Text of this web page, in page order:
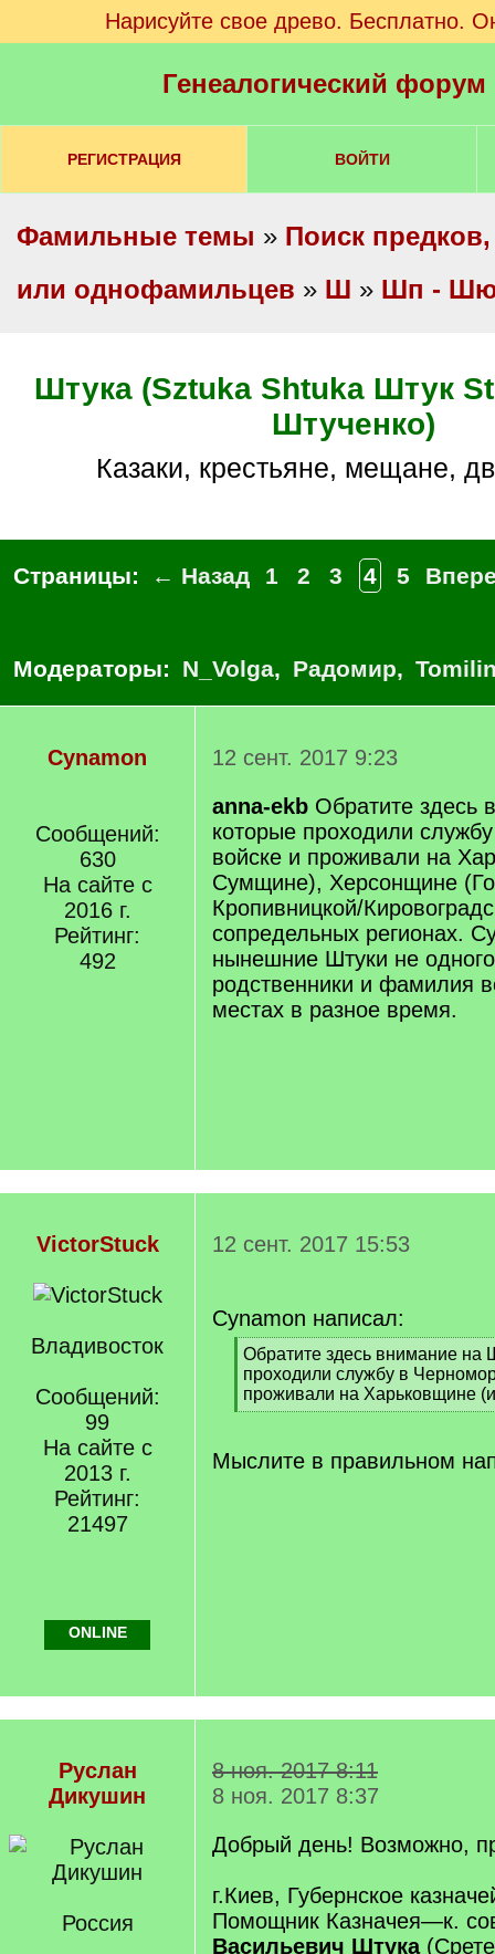
Нарисуйте свое древо. Бесплатно.
Генеалогический
РЕГИСТРАЦИЯ ВОЙТИ
Фамильные темы » Поиск
или однофамильцев » Ш » Шп -
Штука (Sztuka Shtuka Штук
Штученко)
Казаки, крестьяне, мещане,
Страницы: ← Назад 1 2 3 4 5
Модераторы: N_Volga, Радомир,
Cynamon
Сообщений:
630
На сайте с
2016 г.
Рейтинг:
492
12 сент. 2017 9:23
anna-ekb Обратите здесь
которые проходили
войске и проживали на
Сумщине), Херсонщине
Кропивницкой/
сопредельных регионах.
нынешние Штуки не
родственники и фамилия
местах в разное время.
VictorStuck
Владивосток
Сообщений:
99
На сайте с
2013 г.
Рейтинг:
21497
12 сент. 2017 15:53
Cynamon написал:
[
q
]
Обратите здесь внимание на
проходили службу в
проживали на Харьковщине
[
q
]
Мыслите в правильном
ONLINE
Руслан
Дикушин
Россия
8 ноя. 2017 8:11
8 ноя. 2017 8:37
Добрый день! Возможно,
г.Киев, Губернское
Помощник Казначея—к.
Васильевич Штука